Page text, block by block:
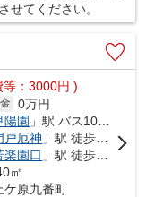
せてください。
等：3000円 )
0万円
陽園 」駅 バス10分 「上ヶ原南口」 停歩4分
戸厄神 」駅 徒歩33分
楽園口 」駅 徒歩33分
㎡
ケ原九番町